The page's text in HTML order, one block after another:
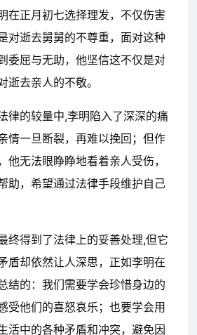
在正月初七选择理发，不仅伤害
对逝去舅舅的不尊重，面对这种
委屈与无助，他坚信这不仅是对
逝去亲人的不敬。
律的较量中,李明陷入了深深的痛
情一旦断裂，再难以挽回；但作
他无法眼睁睁地看着亲人受伤，
助，希望通过法律手段维护自己
终得到了法律上的妥善处理,但它
盾却依然让人深思，正如李明在
结的：我们需要学会珍惜身边的
受他们的喜怒哀乐；也要学会用
活中的各种矛盾和冲突，避免因